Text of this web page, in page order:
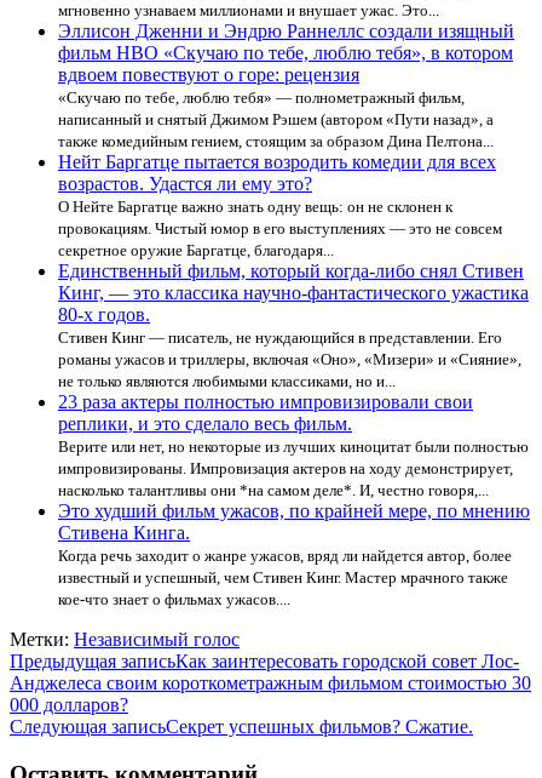
мгновенно узнаваем миллионами и внушает ужас. Это...
Эллисон Дженни и Эндрю Раннеллс создали изящный
фильм HBO «Скучаю по тебе, люблю тебя», в котором
вдвоем повествуют о горе: рецензия
«Скучаю по тебе, люблю тебя» — полнометражный фильм,
написанный и снятый Джимом Рэшем (автором «Пути назад», а
также комедийным гением, стоящим за образом Дина Пелтона...
Нейт Баргатце пытается возродить комедии для всех
возрастов. Удастся ли ему это?
О Нейте Баргатце важно знать одну вещь: он не склонен к
провокациям. Чистый юмор в его выступлениях — это не совсем
секретное оружие Баргатце, благодаря...
Единственный фильм, который когда-либо снял Стивен
Кинг, — это классика научно-фантастического ужастика
80-х годов.
Стивен Кинг — писатель, не нуждающийся в представлении. Его
романы ужасов и триллеры, включая «Оно», «Мизери» и «Сияние»,
не только являются любимыми классиками, но и...
23 раза актеры полностью импровизировали свои
реплики, и это сделало весь фильм.
Верите или нет, но некоторые из лучших киноцитат были полностью
импровизированы. Импровизация актеров на ходу демонстрирует,
насколько талантливы они *на самом деле*. И, честно говоря,...
Это худший фильм ужасов, по крайней мере, по мнению
Стивена Кинга.
Когда речь заходит о жанре ужасов, вряд ли найдется автор, более
известный и успешный, чем Стивен Кинг. Мастер мрачного также
кое-что знает о фильмах ужасов....
Метки: Независимый голос
Навигация
по
записям
Предыдущая записьКак заинтересовать городской совет Лос-
Анджелеса своим короткометражным фильмом стоимостью 30
000 долларов?
Следующая записьСекрет успешных фильмов? Сжатие.